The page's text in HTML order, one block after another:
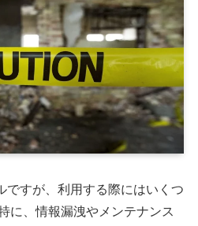
ですが、利用する際にはいくつ
に、情報漏洩やメンテナンス